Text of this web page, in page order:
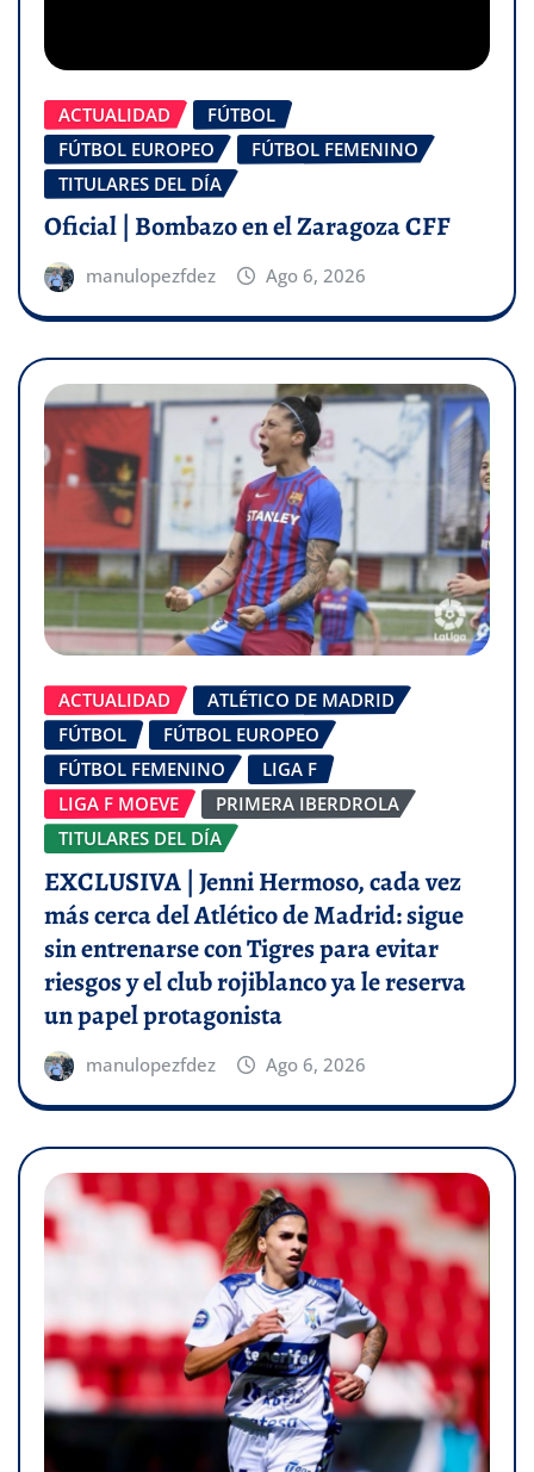
ACTUALIDAD
FÚTBOL
FÚTBOL EUROPEO
FÚTBOL FEMENINO
TITULARES DEL DÍA
Oficial | Bombazo en el Zaragoza CFF
manulopezfdez Ago 6, 2026
ACTUALIDAD
ATLÉTICO DE MADRID
FÚTBOL
FÚTBOL EUROPEO
FÚTBOL FEMENINO
LIGA F
LIGA F MOEVE
PRIMERA IBERDROLA
TITULARES DEL DÍA
EXCLUSIVA | Jenni Hermoso, cada vez
más cerca del Atlético de Madrid: sigue
sin entrenarse con Tigres para evitar
riesgos y el club rojiblanco ya le reserva
un papel protagonista
manulopezfdez Ago 6, 2026